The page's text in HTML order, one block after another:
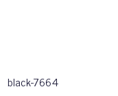
black-7664